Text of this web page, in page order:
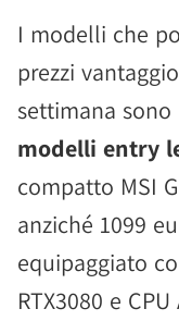
I modelli che
prezzi
settimana
modelli entry
compatto MSI
anziché 1099
equipaggiato
RTX3080 e